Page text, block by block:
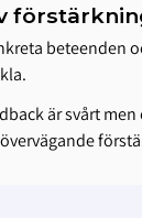
beteenden
är svårt